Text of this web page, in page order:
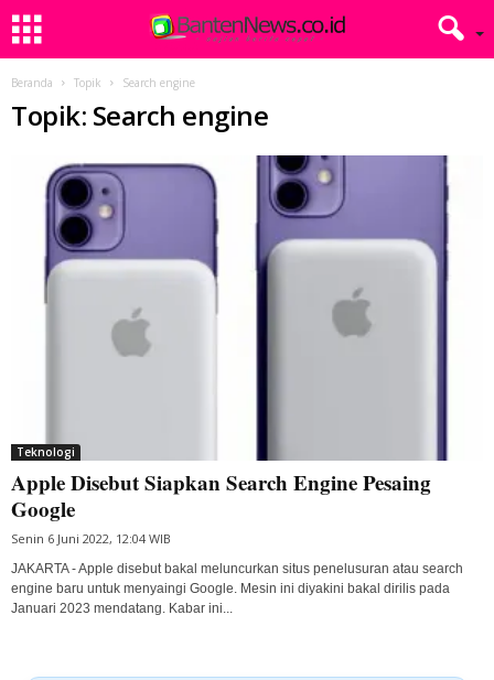
Beranda Topik Search engine
Topik: Search engine
Teknologi
Apple Disebut Siapkan Search Engine Pesaing
Google
Senin 6 Juni 2022, 12:04 WIB
JAKARTA - Apple disebut bakal meluncurkan situs penelusuran atau search
engine baru untuk menyaingi Google. Mesin ini diyakini bakal dirilis pada
Januari 2023 mendatang. Kabar ini...